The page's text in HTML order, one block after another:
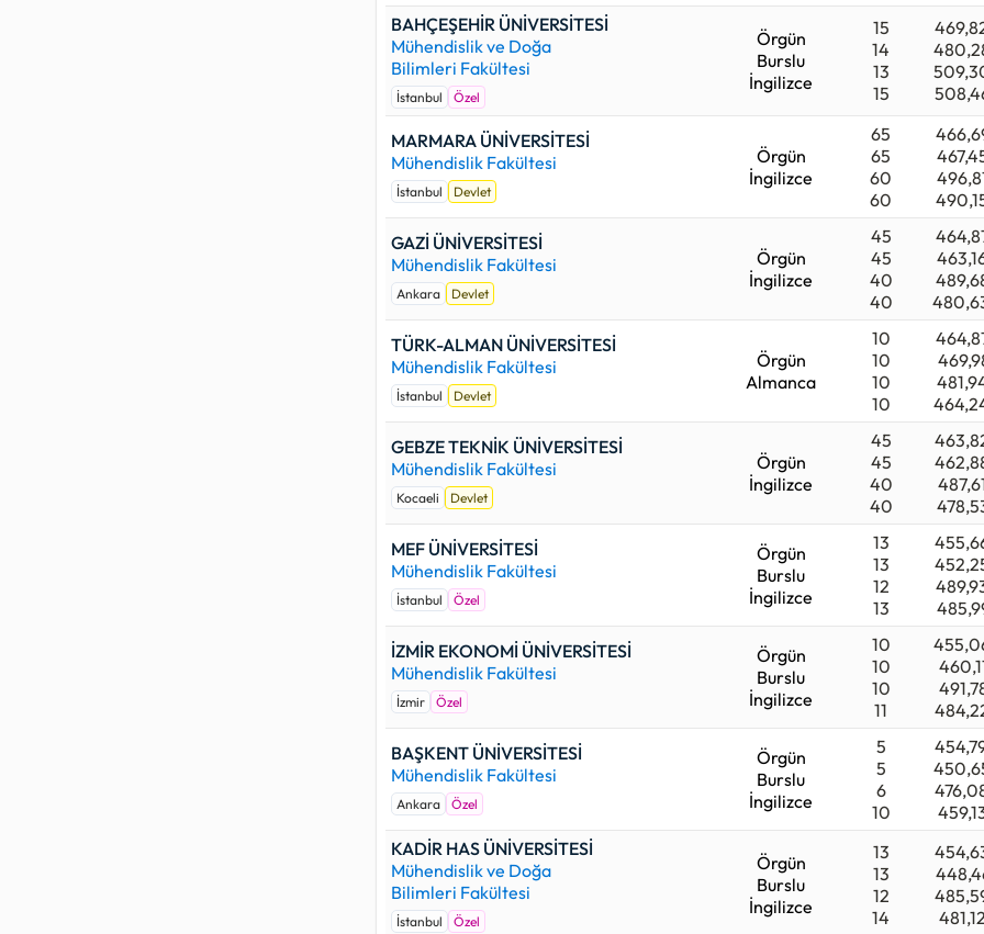
BAHÇEŞEHİR ÜNİVERSİTESİ
Mühendislik ve Doğa
Bilimleri Fakültesi
İstanbul Özel
Örgün
Burslu
İngilizce
15
14
13
15
MARMARA ÜNİVERSİTESİ
Mühendislik Fakültesi
İstanbul Devlet
Örgün
İngilizce
65
65
60
60
GAZİ ÜNİVERSİTESİ
Mühendislik Fakültesi
Ankara Devlet
Örgün
İngilizce
45
45
40
40
TÜRK-ALMAN ÜNİVERSİTESİ
Mühendislik Fakültesi
İstanbul Devlet
Örgün
Almanca
10
10
10
10
GEBZE TEKNİK ÜNİVERSİTESİ
Mühendislik Fakültesi
Kocaeli Devlet
Örgün
İngilizce
45
45
40
40
MEF ÜNİVERSİTESİ
Mühendislik Fakültesi
İstanbul Özel
Örgün
Burslu
İngilizce
13
13
12
13
İZMİR EKONOMİ ÜNİVERSİTESİ
Mühendislik Fakültesi
İzmir Özel
Örgün
Burslu
İngilizce
10
10
10
11
BAŞKENT ÜNİVERSİTESİ
Mühendislik Fakültesi
Ankara Özel
Örgün
Burslu
İngilizce
5
5
6
10
KADİR HAS ÜNİVERSİTESİ
Mühendislik ve Doğa
Bilimleri Fakültesi
İstanbul Özel
Örgün
Burslu
İngilizce
13
13
12
14